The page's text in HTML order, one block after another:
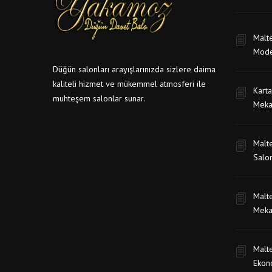
Düğün salonları arayışlarınızda sizlere daima
kaliteli hizmet ve mükemmel atmosferi ile
muhteşem salonlar sunar.